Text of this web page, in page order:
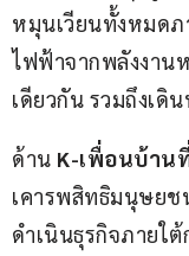
หมุนเวียนทั้งหมดภ
ไฟฟ้าจากพลังงาน
เดียวกัน รวมถึงเดิ
ด้าน K-เพื่อนบ้าน
เคารพสิทธิมนุษยช
ดำเนินธุรกิจภายใ